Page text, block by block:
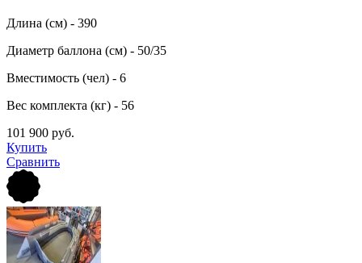
Длина (см) - 390
Диаметр баллона (см) - 50/35
Вместимость (чел) - 6
Вес комплекта (кг) - 56
101 900 руб.
Купить
Сравнить